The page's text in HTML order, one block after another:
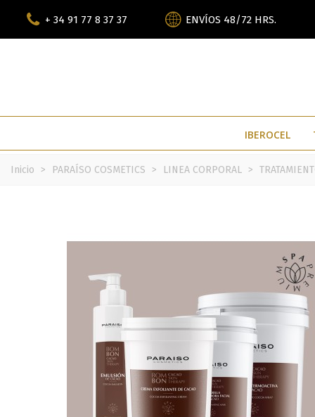
+ 34 91 77 8 37 37 ENVÍOS 48/72 HRS.
IBEROCEL
Inicio > PARAÍSO COSMETICS > LINEA CORPORAL >